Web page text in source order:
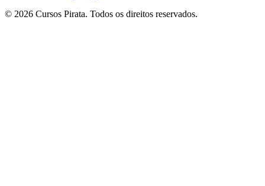
© 2026 Cursos Pirata. Todos os direitos reservados.